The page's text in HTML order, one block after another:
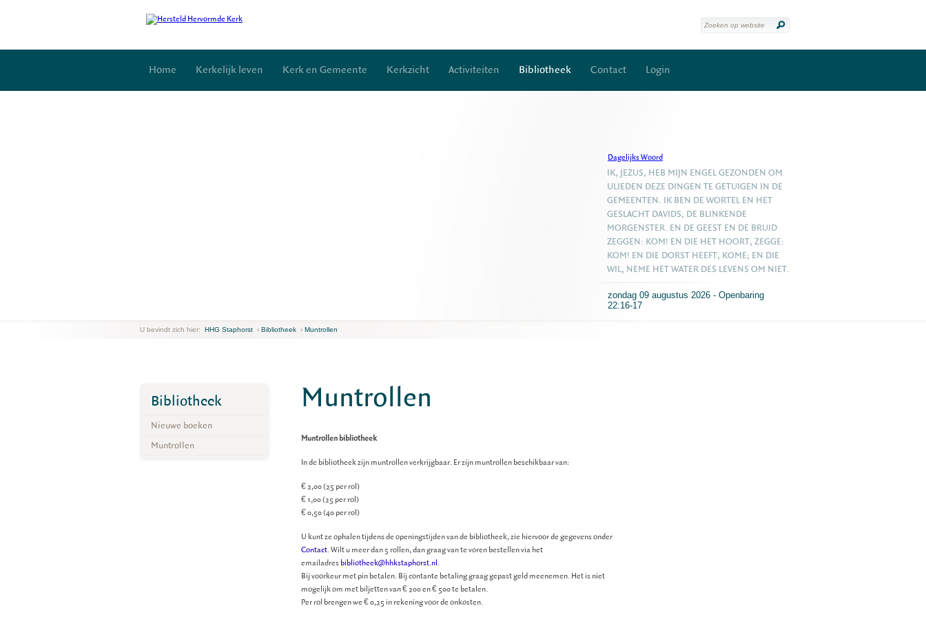
Home Kerkelijk leven Kerk en Gemeente Kerkzicht Activiteiten Bibliotheek Contact Login
Dagelijks Woord
zondag 09 augustus 2026 - Openbaring
22:16-17
IK, JEZUS, HEB MIJN ENGEL GEZONDEN OM
ULIEDEN DEZE DINGEN TE GETUIGEN IN DE
GEMEENTEN. IK BEN DE WORTEL EN HET
GESLACHT DAVIDS, DE BLINKENDE
MORGENSTER. EN DE GEEST EN DE BRUID
ZEGGEN: KOM! EN DIE HET HOORT, ZEGGE:
KOM! EN DIE DORST HEEFT, KOME; EN DIE
WIL, NEME HET WATER DES LEVENS OM NIET.
U bevindt zich hier: HHG Staphorst › Bibliotheek › Muntrollen
Muntrollen
Muntrollen bibliotheek
In de bibliotheek zijn muntrollen verkrijgbaar. Er zijn muntrollen beschikbaar van:
€ 2,00 (25 per rol)
€ 1,00 (25 per rol)
€ 0,50 (40 per rol)
U kunt ze ophalen tijdens de openingstijden van de bibliotheek, zie hiervoor de gegevens onder
Contact. Wilt u meer dan 5 rollen, dan graag van te voren bestellen via het
emailadres bibliotheek@hhkstaphorst.nl.
Bij voorkeur met pin betalen. Bij contante betaling graag gepast geld meenemen. Het is niet
mogelijk om met biljetten van € 200 en € 500 te betalen.
Per rol brengen we € 0,25 in rekening voor de onkosten.
Bibliotheek
Nieuwe boeken
Muntrollen